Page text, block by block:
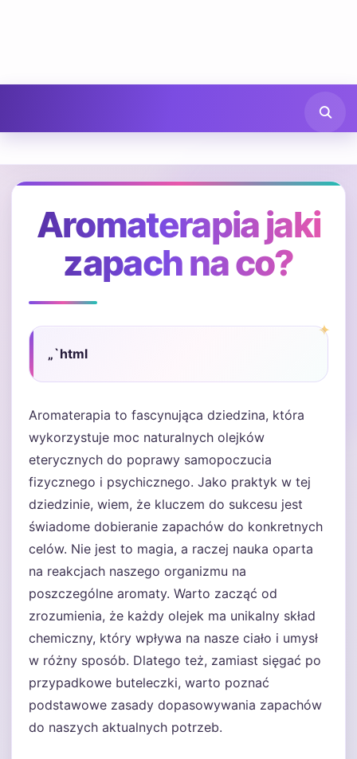
Aromaterapia jaki
zapach na co?
„`html
Aromaterapia to fascynująca dziedzina, która
wykorzystuje moc naturalnych olejków
eterycznych do poprawy samopoczucia
fizycznego i psychicznego. Jako praktyk w tej
dziedzinie, wiem, że kluczem do sukcesu jest
świadome dobieranie zapachów do konkretnych
celów. Nie jest to magia, a raczej nauka oparta
na reakcjach naszego organizmu na
poszczególne aromaty. Warto zacząć od
zrozumienia, że każdy olejek ma unikalny skład
chemiczny, który wpływa na nasze ciało i umysł
w różny sposób. Dlatego też, zamiast sięgać po
przypadkowe buteleczki, warto poznać
podstawowe zasady dopasowywania zapachów
do naszych aktualnych potrzeb.